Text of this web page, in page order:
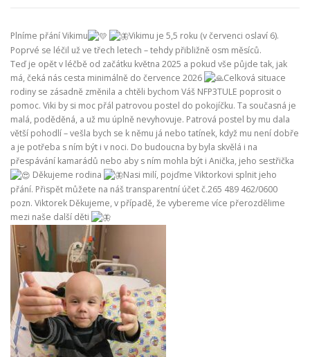
AKTUALITY BLOG
Plníme přání Vikimu
Vikimu je 5,5 roku (v červenci oslaví 6).
Poprvé se léčil už ve třech letech – tehdy přibližně osm měsíců.
Teď je opět v léčbě od začátku května 2025 a pokud vše půjde tak, jak
má, čeká nás cesta minimálně do července 2026
Celková situace
rodiny se zásadně změnila a chtěli bychom Váš NFP3TULE poprosit o
pomoc. Viki by si moc přál patrovou postel do pokojíčku. Ta současná je
malá, poděděná, a už mu úplně nevyhovuje. Patrová postel by mu dala
větší pohodlí – vešla bych se k němu já nebo tatínek, když mu není dobře
a je potřeba s ním být i v noci. Do budoucna by byla skvělá i na
přespávání kamarádů nebo aby s ním mohla být i Anička, jeho sestřička
Děkujeme rodina
Nasi milí, pojďme Viktorkovi splnit jeho
přání. Přispět můžete na náš transparentní účet č.265 489 462/0600
pozn. Viktorek Děkujeme, v případě, že vybereme více přerozdělime
mezi naše další děti